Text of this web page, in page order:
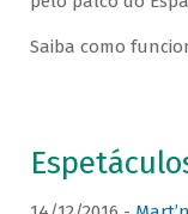
Saiba como